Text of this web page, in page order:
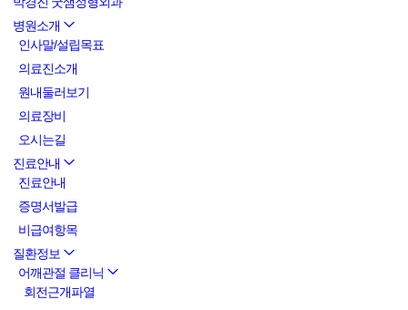
병원소개
인사말/설립목표
의료진소개
원내둘러보기
의료장비
오시는길
진료안내
진료안내
증명서발급
비급여항목
질환정보
어깨관절 클리닉
회전근개파열